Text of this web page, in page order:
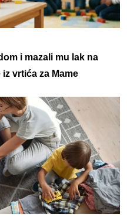
i mazali mu lak na
vrtića za Mame